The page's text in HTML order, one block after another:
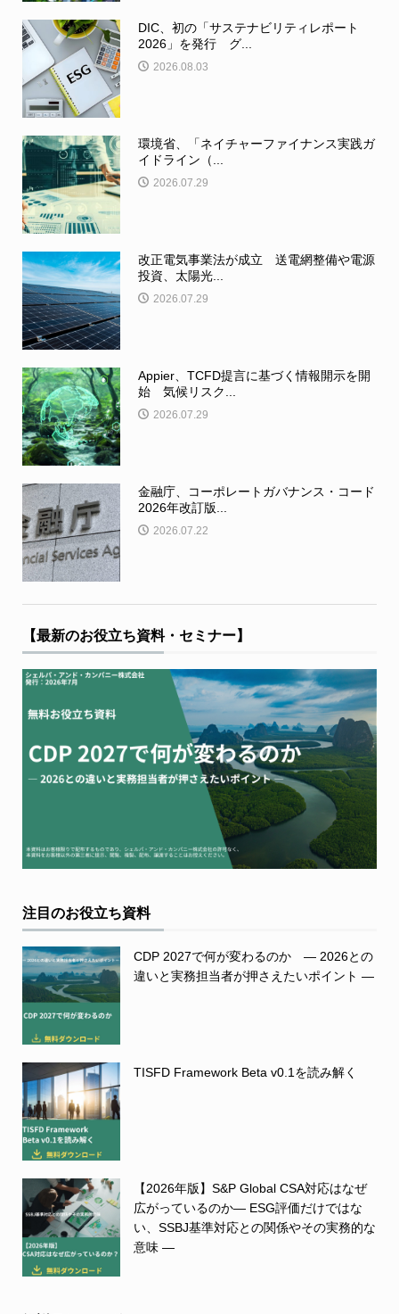
DIC、初の「サステナビリティレポート
2026」を発行 グ...
2026.08.03
環境省、「ネイチャーファイナンス実践ガ
イドライン（...
2026.07.29
改正電気事業法が成立 送電網整備や電源
投資、太陽光...
2026.07.29
Appier、TCFD提言に基づく情報開示を開
始 気候リスク...
2026.07.29
金融庁、コーポレートガバナンス・コード
2026年改訂版...
2026.07.22
【最新のお役立ち資料・セミナー】
注目のお役立ち資料
CDP 2027で何が変わるのか ― 2026との
違いと実務担当者が押さえたいポイント ―
TISFD Framework Beta v0.1を読み解く
【2026年版】S&P Global CSA対応はなぜ
広がっているのか― ESG評価だけではな
い、SSBJ基準対応との関係やその実務的な
意味 ―